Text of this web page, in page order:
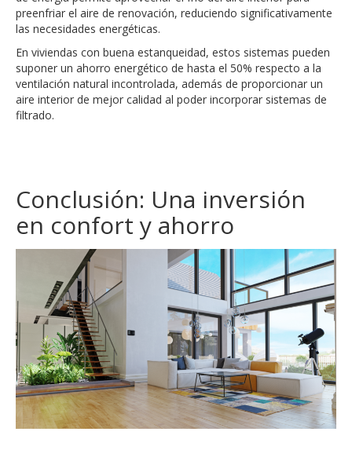
preenfriar el aire de renovación, reduciendo significativamente
las necesidades energéticas.
En viviendas con buena estanqueidad, estos sistemas pueden
suponer un ahorro energético de hasta el 50% respecto a la
ventilación natural incontrolada, además de proporcionar un
aire interior de mejor calidad al poder incorporar sistemas de
filtrado.
Conclusión: Una inversión
en confort y ahorro